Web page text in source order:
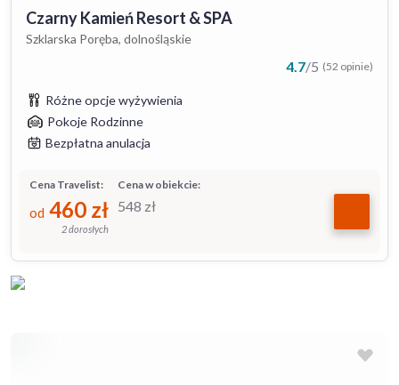
Czarny Kamień Resort & SPA
Szklarska Poręba, dolnośląskie
4.7/5 (52 opinie)
Różne opcje wyżywienia
Pokoje Rodzinne
Bezpłatna anulacja
Cena w obiekcie:
548 zł
Cena Travelist:
od 460 zł
2 dorosłych